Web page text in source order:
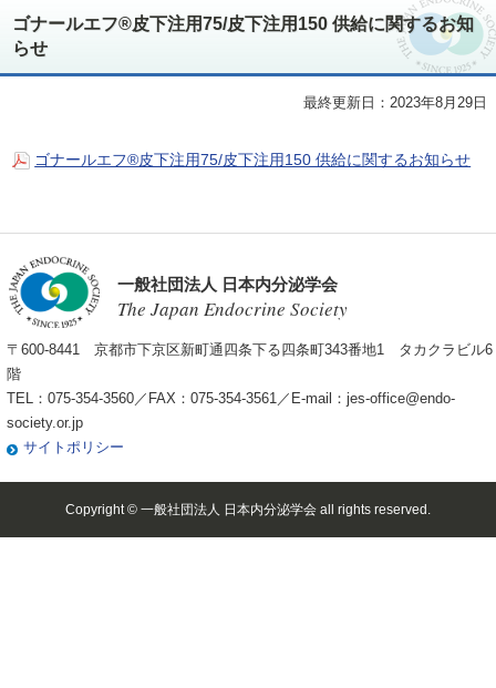
ゴナールエフ®皮下注用75/皮下注用150 供給に関するお知
らせ
最終更新日：2023年8月29日
ゴナールエフ®皮下注用75/皮下注用150 供給に関するお知らせ
一般社団法人 日本内分泌学会
The Japan Endocrine Society
〒600-8441 京都市下京区新町通四条下る四条町343番地1 タカクラビル6
階
TEL：075-354-3560／FAX：075-354-3561／E-mail： jes-office@endo-
society.or.jp
サイトポリシー
Copyright © 一般社団法人 日本内分泌学会 all rights reserved.